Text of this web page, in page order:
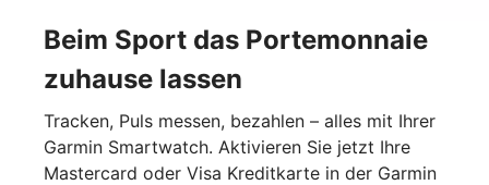
Beim Sport das Portemonnaie
zuhause lassen
Tracken, Puls messen, bezahlen – alles mit Ihrer
Garmin Smartwatch. Aktivieren Sie jetzt Ihre
Mastercard oder Visa Kreditkarte in der Garmin